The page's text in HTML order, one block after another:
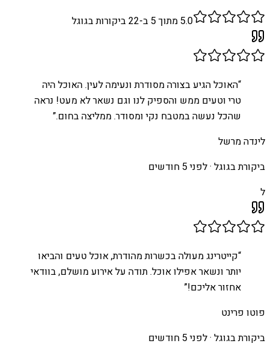
5.0 מתוך 5 ב- 22ביקורות בגוגל
“האוכל הגיע בצורה מסודרת ונעימה לעין. האוכל היה
טרי וטעים ממש והספיק לנו וגם נשאר לא מעט! נראה
שהכל נעשה במטבח נקי ומסודר. ממליצה בחום.”
לינדה מרשל
ביקורת בגוגל ·לפני 5 חודשים
ל
“קייטרינג מעולה בכשרות מהודרת, אוכל טעים והביאו
יותר ונשאר אפילו אוכל. תודה על אירוע מושלם, בוודאי
אחזור אליכם!”
פוטו פרינט
ביקורת בגוגל ·לפני 5 חודשים